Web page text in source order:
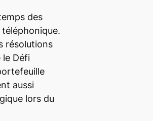
des
résolutions
le Défi
aussi
lors du